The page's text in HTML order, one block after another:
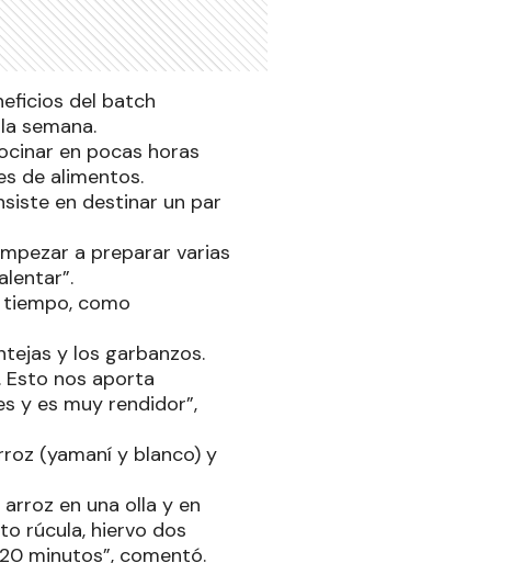
del batch
semana.
en pocas horas
de alimentos.
en destinar un par
a preparar varias
como
y los garbanzos.
Esto nos aporta
y es muy rendidor”,
(yamaní y blanco) y
en una olla y en
rúcula, hiervo dos
minutos”, comentó.